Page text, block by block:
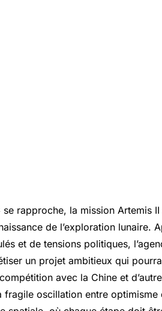
rapproche, la mission Artemis
de l’exploration lunaire.
et de tensions politiques,
un projet ambitieux qui
avec la Chine et
fragile oscillation entre